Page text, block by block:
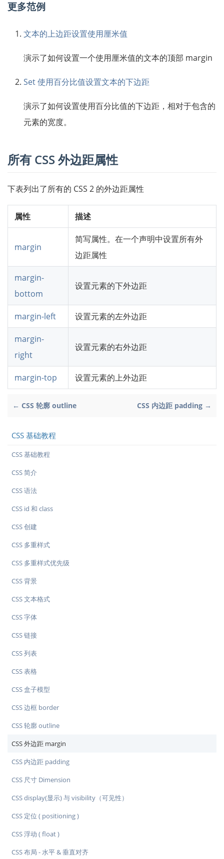
更多范例
文本的上边距设置使用厘米值
演示了如何设置一个使用厘米值的文本的顶部 margin
Set 使用百分比值设置文本的下边距
演示了如何设置使用百分比值的下边距，相对于包含的
元素的宽度。
所有 CSS 外边距属性
下表列出了所有的 CSS 2 的外边距属性
属性 描述
margin
简写属性。在一个声明中设置所有外
边距属性
margin-
bottom
设置元素的下外边距
margin-left 设置元素的左外边距
margin-
right
设置元素的右外边距
margin-top 设置元素的上外边距
← CSS 轮廓 outline CSS 内边距 padding →
CSS 基础教程
CSS 基础教程
CSS 简介
CSS 语法
CSS id 和 class
CSS 创建
CSS 多重样式
CSS 多重样式优先级
CSS 背景
CSS 文本格式
CSS 字体
CSS 链接
CSS 列表
CSS 表格
CSS 盒子模型
CSS 边框 border
CSS 轮廓 outline
CSS 外边距 margin
CSS 内边距 padding
CSS 尺寸 Dimension
CSS display(显示) 与 visibility（可见性）
CSS 定位 ( positioning )
CSS 浮动 ( float )
CSS 布局 - 水平 & 垂直对齐